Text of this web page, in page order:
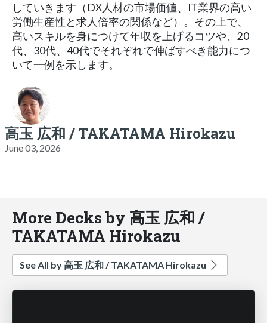
していきます（DX人材の市場価値、IT業界の高い
労働生産性と求人倍率の関係など）。その上で、
高いスキルを身につけて年収を上げるコツや、20
代、30代、40代でそれぞれで伸ばすべき能力につ
いて一例を示します。
高玉 広和 / TAKATAMA Hirokazu
June 03, 2026
More Decks by 高玉 広和 /
TAKATAMA Hirokazu
See All by 高玉 広和 / TAKATAMA Hirokazu